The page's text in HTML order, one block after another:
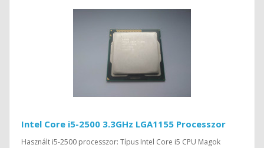
Intel Core i5-2500 3.3GHz LGA1155 Processzor
Használt i5-2500 processzor: Típus Intel Core i5 CPU Magok